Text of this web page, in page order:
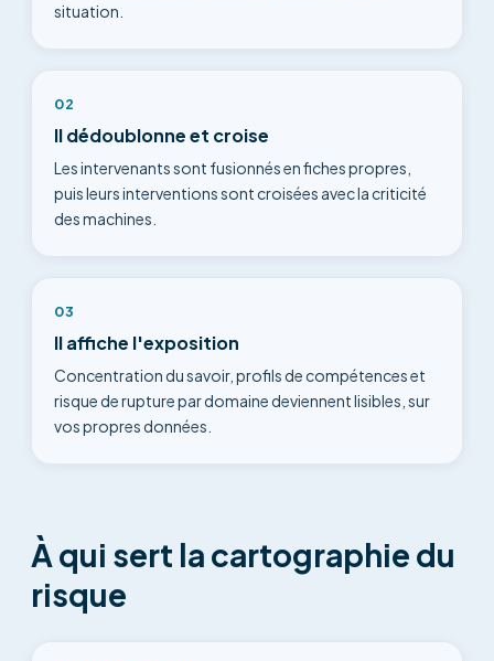
situation.
02
Il dédoublonne et croise
Les intervenants sont fusionnés en fiches propres,
puis leurs interventions sont croisées avec la criticité
des machines.
03
Il affiche l'exposition
Concentration du savoir, profils de compétences et
risque de rupture par domaine deviennent lisibles, sur
vos propres données.
À qui sert la cartographie du
risque